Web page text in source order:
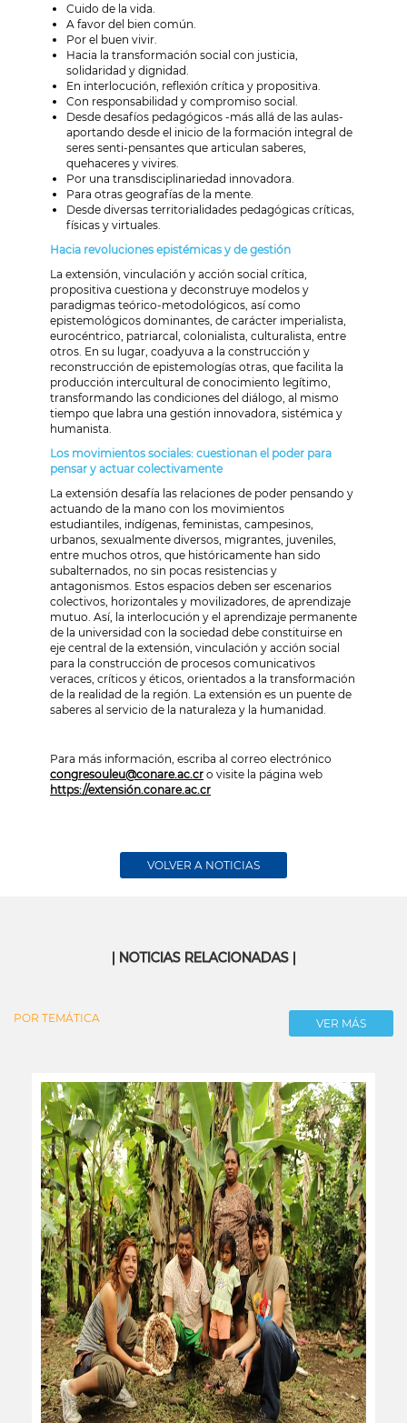
Cuido de la vida.
A favor del bien común.
Por el buen vivir.
Hacia la transformación social con justicia,
solidaridad y dignidad.
En interlocución, reflexión crítica y propositiva.
Con responsabilidad y compromiso social.
Desde desafíos pedagógicos -más allá de las aulas-
aportando desde el inicio de la formación integral de
seres senti-pensantes que articulan saberes,
quehaceres y vivires.
Por una transdisciplinariedad innovadora.
Para otras geografías de la mente.
Desde diversas territorialidades pedagógicas críticas,
físicas y virtuales.
Hacia revoluciones epistémicas y de gestión
La extensión, vinculación y acción social crítica,
propositiva cuestiona y deconstruye modelos y
paradigmas teórico-metodológicos, así como
epistemológicos dominantes, de carácter imperialista,
eurocéntrico, patriarcal, colonialista, culturalista, entre
otros. En su lugar, coadyuva a la construcción y
reconstrucción de epistemologías otras, que facilita la
producción intercultural de conocimiento legítimo,
transformando las condiciones del diálogo, al mismo
tiempo que labra una gestión innovadora, sistémica y
humanista.
Los movimientos sociales: cuestionan el poder para
pensar y actuar colectivamente
La extensión desafía las relaciones de poder pensando y
actuando de la mano con los movimientos
estudiantiles, indígenas, feministas, campesinos,
urbanos, sexualmente diversos, migrantes, juveniles,
entre muchos otros, que históricamente han sido
subalternados, no sin pocas resistencias y
antagonismos. Estos espacios deben ser escenarios
colectivos, horizontales y movilizadores, de aprendizaje
mutuo. Así, la interlocución y el aprendizaje permanente
de la universidad con la sociedad debe constituirse en
eje central de la extensión, vinculación y acción social
para la construcción de procesos comunicativos
veraces, críticos y éticos, orientados a la transformación
de la realidad de la región. La extensión es un puente de
saberes al servicio de la naturaleza y la humanidad.
Para más información, escriba al correo electrónico
congresouleu@conare.ac.cr o visite la página web
https://extensión.conare.ac.cr
VOLVER A NOTICIAS
| NOTICIAS RELACIONADAS |
POR TEMÁTICA VER MÁS